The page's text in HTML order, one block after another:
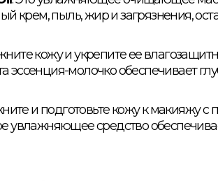
крем, пыль, жир и загрязнения,
кожу и укрепите ее
эссенция-молочко обеспечивает
и подготовьте кожу к макияжу
увлажняющее средство